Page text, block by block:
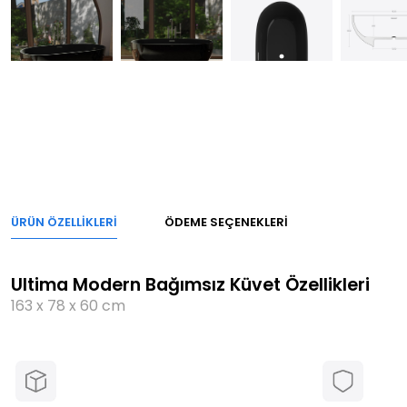
ÜRÜN ÖZELLIKLERI ÖDEME SEÇENEKLERI
Ultima Modern Bağımsız Küvet Özellikleri
163 x 78 x 60 cm